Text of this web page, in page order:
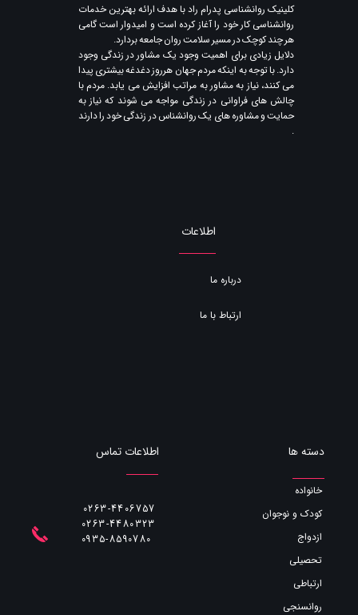
​کلینیک روانشناسی پدرام راد با هدف ارائه بهترین خدمات
روانشناسی کار خود را آغاز کرده است و امیدوار است گامی
هر چند کوچک در مسیر سلامت روان جامعه بردارد.
دلایل زیادی برای اهمیت وجود یک مشاور در زندگی وجود
دارد. با توجه به اینکه مردم جهان هرروز دغدغه بیشتری پیدا
می کنند​​​​​​​، نیاز به مشاور به مراتب افزایش می یابد. مردم با
چالش های فراوانی در زندگی مواجه می شوند که نیاز به
حمایت و مشاوره های یک روانشناس در زندگی خود را دارند​​​​​​​
.
خانواده
کودک و نوجوان
ازدواج
تحصیلی
ارتباطی
روانسنجی
دسته ها
اطلاعات
اطلاعات تماس
0263-4406757
0263-4480323
درباره ما
ارتباط با ما